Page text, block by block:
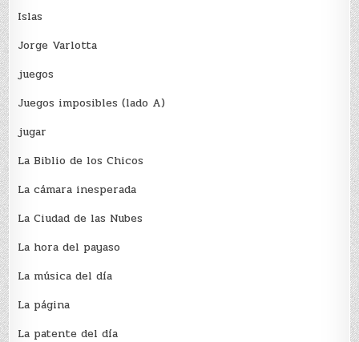
Islas
Jorge Varlotta
juegos
Juegos imposibles (lado A)
jugar
La Biblio de los Chicos
La cámara inesperada
La Ciudad de las Nubes
La hora del payaso
La música del día
La página
La patente del día